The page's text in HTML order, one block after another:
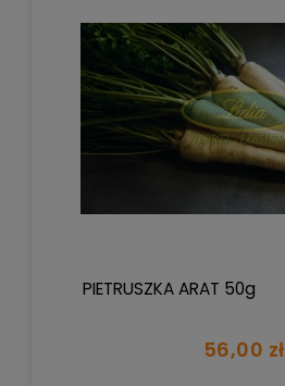
PIETRUSZKA ARAT 50g
56,00 zł